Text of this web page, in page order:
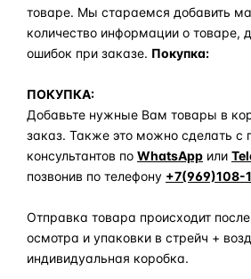
товаре. Мы стараемся добавить
количество информации о товаре,
ошибок при заказе. Покупка:
ПОКУПКА:
Добавьте нужные Вам товары в
заказ. Также это можно сделать
консультантов по WhatsApp или
позвонив по телефону +7(969)108-
Отправка товара происходит
осмотра и упаковки в стрейч +
индивидуальная коробка.